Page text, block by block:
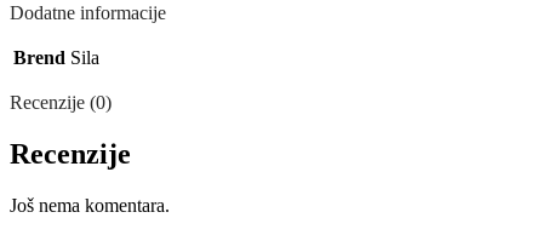
Dodatne informacije
Brend Sila
Recenzije (0)
Recenzije
Još nema komentara.